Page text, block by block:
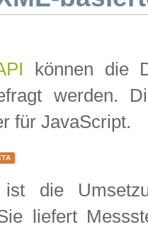
können die
werden.
für JavaScript.
ist die
liefert